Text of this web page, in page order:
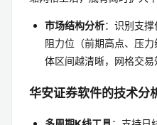
市场结构分析：识别支
阻力位（前期高点、压
体区间越清晰，网格交易
华安证券软件的技术分